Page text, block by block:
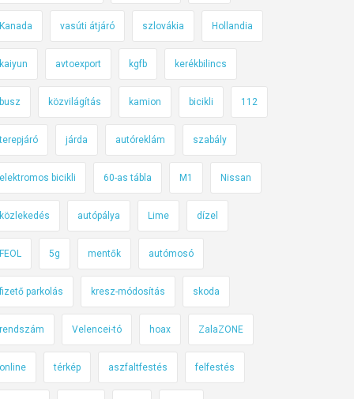
Kanada vasúti átjáró szlovákia Hollandia
kaiyun avtoexport kgfb kerékbilincs
busz közvilágítás kamion bicikli 112
terepjáró járda autóreklám szabály
elektromos bicikli 60-as tábla M1 Nissan
közlekedés autópálya Lime dízel
FEOL 5g mentők autómosó
fizető parkolás kresz-módosítás skoda
rendszám Velencei-tó hoax ZalaZONE
online térkép aszfaltfestés felfestés